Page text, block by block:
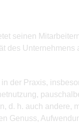
seinen
des
der Praxis,
d. h. auch
Genuss,